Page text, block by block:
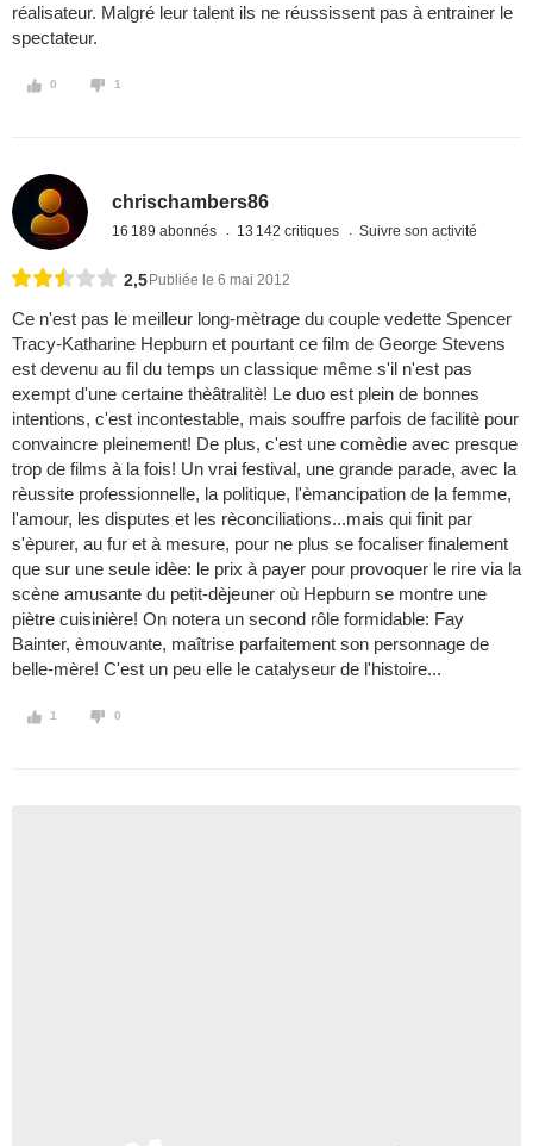
réalisateur. Malgré leur talent ils ne réussissent pas à entrainer le
spectateur.
0 1
chrischambers86
16 189 abonnés 13 142 critiques Suivre son activité
2,5 Publiée le 6 mai 2012
Ce n'est pas le meilleur long-mètrage du couple vedette Spencer
Tracy-Katharine Hepburn et pourtant ce film de George Stevens
est devenu au fil du temps un classique même s'il n'est pas
exempt d'une certaine thèâtralitè! Le duo est plein de bonnes
intentions, c'est incontestable, mais souffre parfois de facilitè pour
convaincre pleinement! De plus, c'est une comèdie avec presque
trop de films à la fois! Un vrai festival, une grande parade, avec la
rèussite professionnelle, la politique, l'èmancipation de la femme,
l'amour, les disputes et les rèconciliations...mais qui finit par
s'èpurer, au fur et à mesure, pour ne plus se focaliser finalement
que sur une seule idèe: le prix à payer pour provoquer le rire via la
scène amusante du petit-dèjeuner où Hepburn se montre une
piètre cuisinière! On notera un second rôle formidable: Fay
Bainter, èmouvante, maîtrise parfaitement son personnage de
belle-mère! C'est un peu elle le catalyseur de l'histoire...
1 0